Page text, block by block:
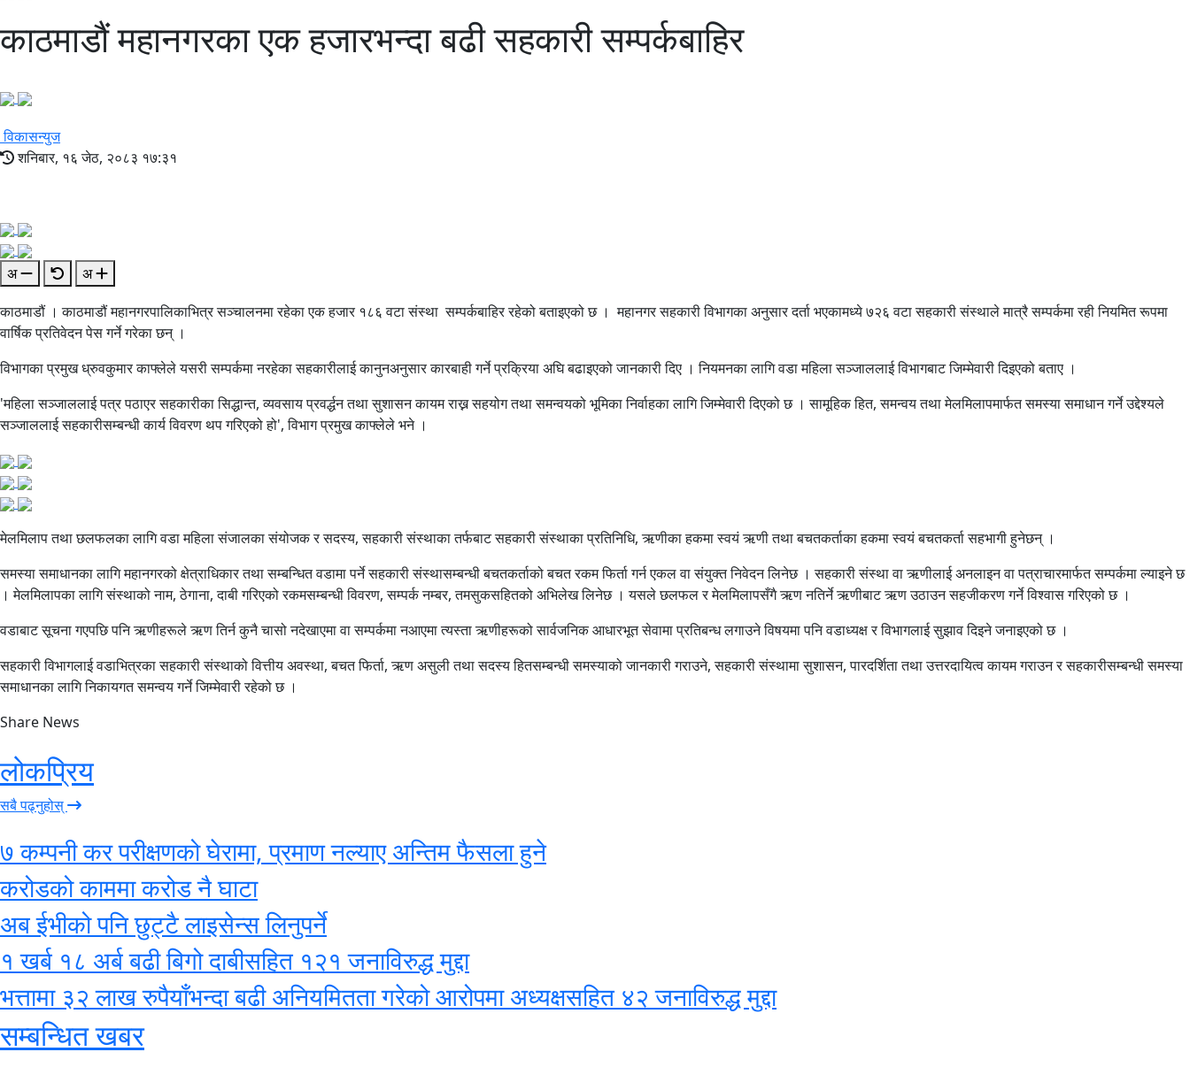
काठमाडौं महानगरका एक हजारभन्दा बढी सहकारी सम्पर्कबाहिर
विकासन्युज
शनिबार, १६ जेठ, २०८३ १७:३१
अ
अ
काठमाडौं । काठमाडौं महानगरपालिकाभित्र सञ्चालनमा रहेका एक हजार १८६ वटा संस्था सम्पर्कबाहिर रहेको बताइएको छ । महानगर सहकारी विभागका अनुसार दर्ता भएकामध्ये ७२६ वटा सहकारी संस्थाले मात्रै सम्पर्कमा रही नियमित रूपमा
वार्षिक प्रतिवेदन पेस गर्ने गरेका छन् ।
विभागका प्रमुख ध्रुवकुमार काफ्लेले यसरी सम्पर्कमा नरहेका सहकारीलाई कानुनअनुसार कारबाही गर्ने प्रक्रिया अघि बढाइएको जानकारी दिए । नियमनका लागि वडा महिला सञ्जाललाई विभागबाट जिम्मेवारी दिइएको बताए ।
'महिला सञ्जाललाई पत्र पठाएर सहकारीका सिद्धान्त, व्यवसाय प्रवर्द्धन तथा सुशासन कायम राख्न सहयोग तथा समन्वयको भूमिका निर्वाहका लागि जिम्मेवारी दिएको छ । सामूहिक हित, समन्वय तथा मेलमिलापमार्फत समस्या समाधान गर्ने उद्देश्यले
सञ्जाललाई सहकारीसम्बन्धी कार्य विवरण थप गरिएको हो', विभाग प्रमुख काफ्लेले भने ।
मेलमिलाप तथा छलफलका लागि वडा महिला संजालका संयोजक र सदस्य, सहकारी संस्थाका तर्फबाट सहकारी संस्थाका प्रतिनिधि, ऋणीका हकमा स्वयं ऋणी तथा बचतकर्ताका हकमा स्वयं बचतकर्ता सहभागी हुनेछन् ।
समस्या समाधानका लागि महानगरको क्षेत्राधिकार तथा सम्बन्धित वडामा पर्ने सहकारी संस्थासम्बन्धी बचतकर्ताको बचत रकम फिर्ता गर्न एकल वा संयुक्त निवेदन लिनेछ । सहकारी संस्था वा ऋणीलाई अनलाइन वा पत्राचारमार्फत सम्पर्कमा ल्याइने छ
। मेलमिलापका लागि संस्थाको नाम, ठेगाना, दाबी गरिएको रकमसम्बन्धी विवरण, सम्पर्क नम्बर, तमसुकसहितको अभिलेख लिनेछ । यसले छलफल र मेलमिलापसँगै ऋण नतिर्ने ऋणीबाट ऋण उठाउन सहजीकरण गर्ने विश्वास गरिएको छ ।
वडाबाट सूचना गएपछि पनि ऋणीहरूले ऋण तिर्न कुनै चासो नदेखाएमा वा सम्पर्कमा नआएमा त्यस्ता ऋणीहरूको सार्वजनिक आधारभूत सेवामा प्रतिबन्ध लगाउने विषयमा पनि वडाध्यक्ष र विभागलाई सुझाव दिइने जनाइएको छ ।
सहकारी विभागलाई वडाभित्रका सहकारी संस्थाको वित्तीय अवस्था, बचत फिर्ता, ऋण असुली तथा सदस्य हितसम्बन्धी समस्याको जानकारी गराउने, सहकारी संस्थामा सुशासन, पारदर्शिता तथा उत्तरदायित्व कायम गराउन र सहकारीसम्बन्धी समस्या
समाधानका लागि निकायगत समन्वय गर्ने जिम्मेवारी रहेको छ ।
Share News
लोकप्रिय
सबै पढ्नुहोस्
७ कम्पनी कर परीक्षणको घेरामा, प्रमाण नल्याए अन्तिम फैसला हुने
करोडको काममा करोड नै घाटा
अब ईभीको पनि छुट्टै लाइसेन्स लिनुपर्ने
१ खर्ब १८ अर्ब बढी बिगो दाबीसहित १२१ जनाविरुद्ध मुद्दा
भत्तामा ३२ लाख रुपैयाँभन्दा बढी अनियमितता गरेको आरोपमा अध्यक्षसहित ४२ जनाविरुद्ध मुद्दा
सम्बन्धित खबर